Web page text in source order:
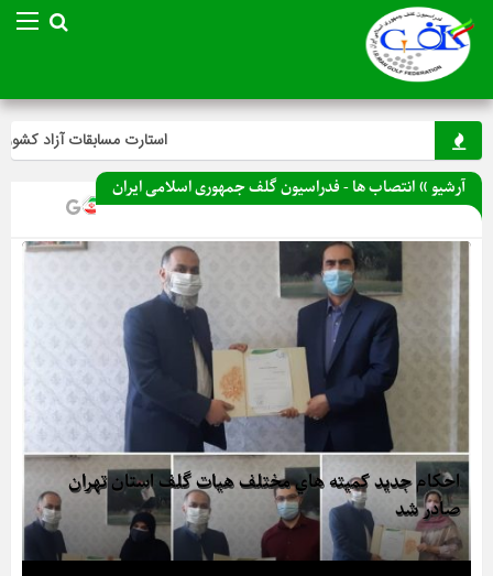
استارت مسابقات آزاد
آرشیو » انتصاب ها - فدراسیون گلف جمهوری اسلامی ایران
احکام جديد کميته هاي مختلف هيات گلف استان تهران
صادر شد